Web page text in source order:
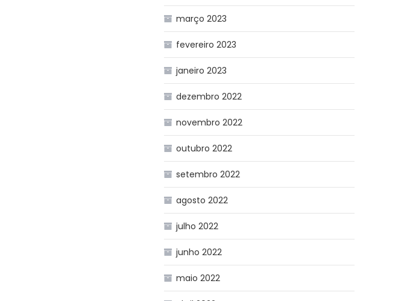
março 2023
fevereiro 2023
janeiro 2023
dezembro 2022
novembro 2022
outubro 2022
setembro 2022
agosto 2022
julho 2022
junho 2022
maio 2022